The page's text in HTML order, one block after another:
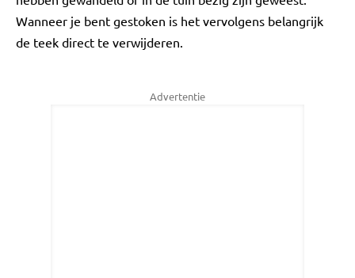
Wanneer je bent gestoken is het vervolgens belangrijk
de teek direct te verwijderen.
Advertentie